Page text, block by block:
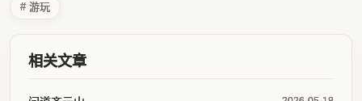
# 游玩
相关文章